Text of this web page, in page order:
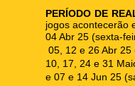
PERÍODO DE
jogos acontecerão
04 Abr 25 (sexta-
05, 12 e 26 Abr
10, 17, 24 e 31
e 07 e 14 Jun 25